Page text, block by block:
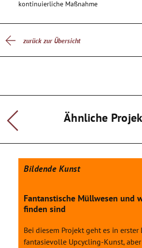
kontinuierliche Maßnahme
zurück zur Übersicht
Ähnliche
Bildende Kunst
Fantanstische Müllwesen und
finden sind
Bei diesem Projekt geht es in erster
fantasievolle Upcycling-Kunst,